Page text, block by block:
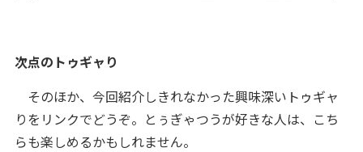
次点のトゥギャり
そのほか、今回紹介しきれなかった興味深いトゥギャ
りをリンクでどうぞ。とぅぎゃつうが好きな人は、こち
らも楽しめるかもしれません。